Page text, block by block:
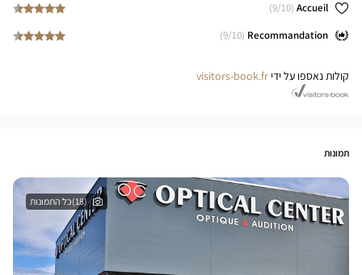
Accueil
(
9/10)
Recommandation
(
9/10)
קולות נאספו על ידי visitors-book.fr
תמונות
(18)כל התמונות